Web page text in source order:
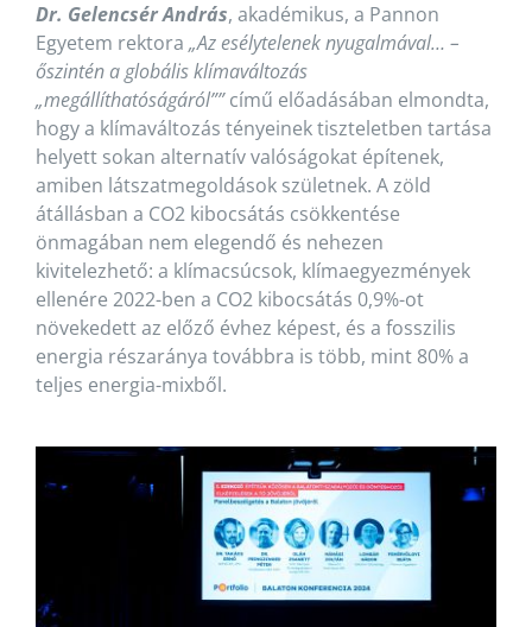
Dr. Gelencsér András, akadémikus, a Pannon
Egyetem rektora „Az esélytelenek nyugalmával… –
őszintén a globális klímaváltozás
„megállíthatóságáról””című előadásában elmondta,
hogy a klímaváltozás tényeinek tiszteletben tartása
helyett sokan alternatív valóságokat építenek,
amiben látszatmegoldások születnek. A zöld
átállásban a CO2 kibocsátás csökkentése
önmagában nem elegendő és nehezen
kivitelezhető: a klímacsúcsok, klímaegyezmények
ellenére 2022-ben a CO2 kibocsátás 0,9%-ot
növekedett az előző évhez képest, és a fosszilis
energia részaránya továbbra is több, mint 80% a
teljes energia-mixből.